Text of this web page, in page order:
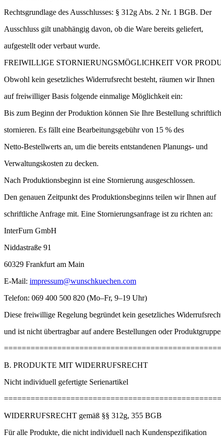
Rechtsgrundlage des Ausschlusses: § 312g Abs. 2 Nr. 1 BGB. Der
Ausschluss gilt unabhängig davon, ob die Ware bereits geliefert,
aufgestellt oder verbaut wurde.
FREIWILLIGE STORNIERUNGSMÖGLICHKEIT VOR
Obwohl kein gesetzliches Widerrufsrecht besteht, räumen wir Ihnen
auf freiwilliger Basis folgende einmalige Möglichkeit ein:
Bis zum Beginn der Produktion können Sie Ihre Bestellung schriftlich
stornieren. Es fällt eine Bearbeitungsgebühr von 15 % des
Netto-Bestellwerts an, um die bereits entstandenen Planungs- und
Verwaltungskosten zu decken.
Nach Produktionsbeginn ist eine Stornierung ausgeschlossen.
Den genauen Zeitpunkt des Produktionsbeginns teilen wir Ihnen auf
schriftliche Anfrage mit. Eine Stornierungsanfrage ist zu richten an:
InterFurn GmbH
Niddastraße 91
60329 Frankfurt am Main
E-Mail: impressum@wunschkuechen.com
Telefon: 069 400 500 820 (Mo–Fr, 9–19 Uhr)
Diese freiwillige Regelung begründet kein gesetzliches
und ist nicht übertragbar auf andere Bestellungen oder
B. PRODUKTE MIT WIDERRUFSRECHT
Nicht individuell gefertigte Serienartikel
WIDERRUFSRECHT gemäß §§ 312g, 355 BGB
Für alle Produkte, die nicht individuell nach Kundenspezifikation